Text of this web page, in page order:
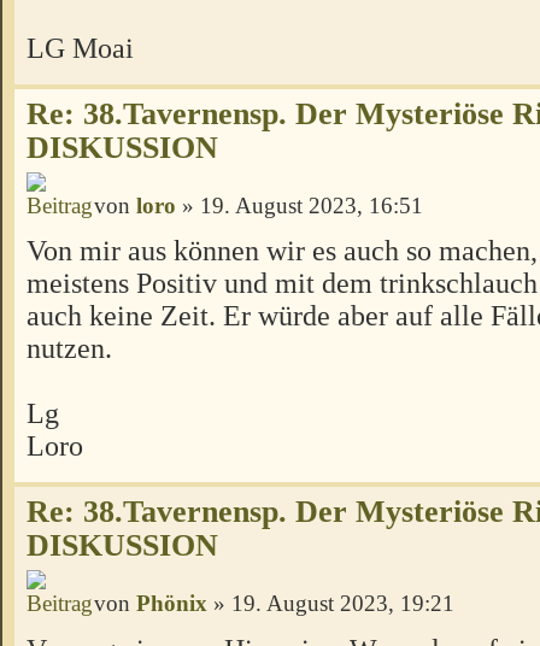
LG Moai
Re: 38.Tavernensp. Der Mysteriöse
DISKUSSION
von loro » 19. August 2023, 16:51
Von mir aus können wir es auch so
meistens Positiv und mit dem
auch keine Zeit. Er würde aber auf alle
nutzen.
Lg
Loro
Re: 38.Tavernensp. Der Mysteriöse
DISKUSSION
von Phönix » 19. August 2023, 19:21